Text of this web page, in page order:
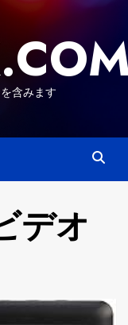
含みます
デオ